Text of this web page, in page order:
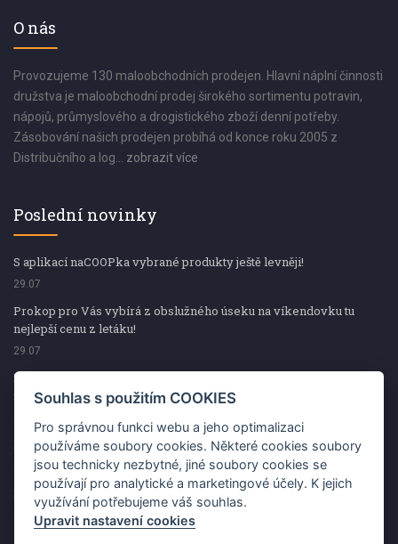
O nás
Provozujeme 130 maloobchodních prodejen. Hlavní náplní činnosti
družstva je maloobchodní prodej širokého sortimentu potravin,
nápojů, průmyslového a drogistického zboží denní potřeby.
Zásobování našich prodejen probíhá od konce roku 2005 z
Distribučního a log... zobrazit více
Poslední novinky
S aplikací naCOOPka vybrané produkty ještě levněji!
29.07
Prokop pro Vás vybírá z obslužného úseku na víkendovku tu
nejlepší cenu z letáku!
29.07
Prokop pro Vás vybírá z obslužného úseku na víkendovku tu
nejlepší cenu z letáku!
Kup špekáčky od Váhaly a vyhraj s naCOOPkou sekerku Fiskars
29.07
Prokop pro Vás vybírá na víkendovku ty nejlepší ceny z letáku!
29.07
Souhlas s použitím COOKIES
Pro správnou funkci webu a jeho optimalizaci
používáme soubory cookies. Některé cookies soubory
jsou technicky nezbytné, jiné soubory cookies se
používají pro analytické a marketingové účely. K jejich
využívání potřebujeme váš souhlas.
Upravit nastavení cookies